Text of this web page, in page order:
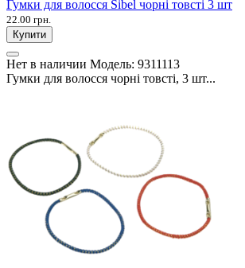
Гумки для волосся Sibel чорні товсті 3 шт
22.00 грн.
Купити
Нет в наличии Модель: 9311113
Гумки для волосся чорні товсті, 3 шт...